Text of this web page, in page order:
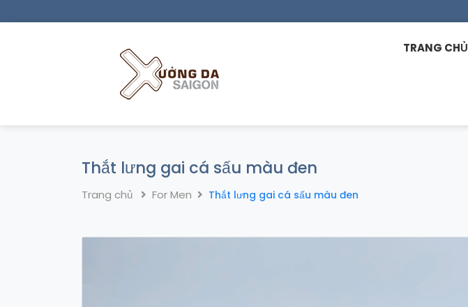
TRANG CHỦ
Thắt lưng gai cá sấu màu đen
Trang chủ For Men Thắt lưng gai cá sấu màu đen